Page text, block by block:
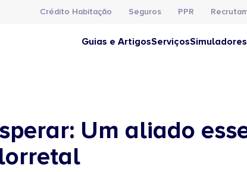
Crédito Habitação Seguros PPR
Guias e ArtigosServiçosSimuladores
Um aliado